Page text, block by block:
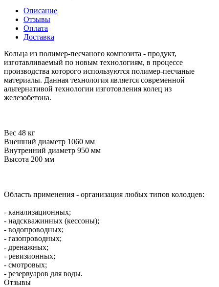
Описание
Отзывы
Оплата
Доставка
Кольца из полимер-песчаного композита - продукт,
изготавливаемый по новым технологиям, в процессе
производства которого используются полимер-песчаные
материалы. Данная технология является современной
альтернативой технологии изготовления колец из
железобетона.
Вес 48 кг
Внешний диаметр 1060 мм
Внутренний диаметр 950 мм
Высота 200 мм
Область применения - организация любых типов колодцев:
- канализационных;
- надскважинных (кессоны);
- водопроводных;
- газопроводных;
- дренажных;
- ревизионных;
- смотровых;
- резервуаров для воды.
Отзывы